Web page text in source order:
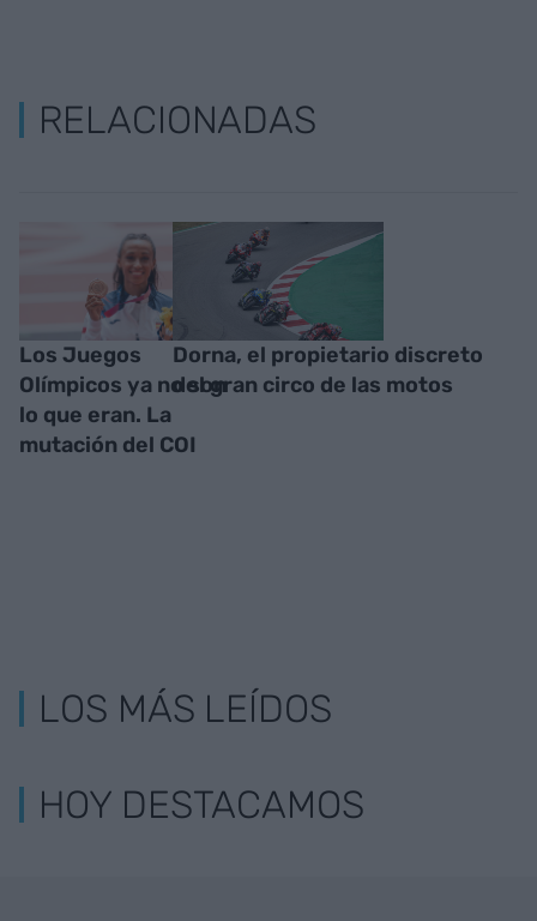
RELACIONADAS
Los Juegos
Olímpicos ya no son
lo que eran. La
mutación del COI
Dorna, el propietario discreto
del gran circo de las motos
LOS MÁS LEÍDOS
HOY DESTACAMOS